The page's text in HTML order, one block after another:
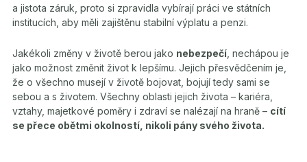
a jistota záruk, proto si zpravidla vybírají práci ve státních
institucích, aby měli zajištěnu stabilní výplatu a penzi.
Jakékoli změny v životě berou jako nebezpečí , nechápou je
jako možnost změnit život k lepšímu. Jejich přesvědčením je,
že o všechno musejí v životě bojovat, bojují tedy sami se
sebou a s životem. Všechny oblasti jejich života – kariéra,
vztahy, majetkové poměry i zdraví se nalézají na hraně – cítí
se přece obětmi okolností, nikoli pány svého života.